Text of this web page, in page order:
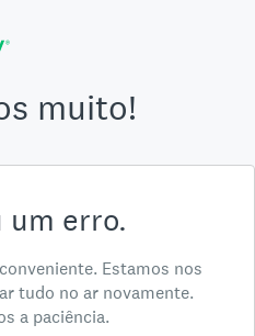
muito!
um erro.
Estamos nos
tudo no ar novamente.
a paciência.